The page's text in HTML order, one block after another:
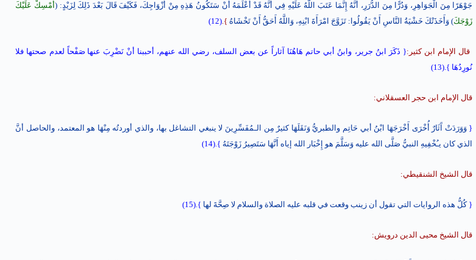
جَوْهَرًا مِنَ الْجَوَاهِرِ، وَدُرًّا مِنَ الدُّرَرِ، أَنَّهُ إِنَّمَا عَتَبَ اللَّهُ عَلَيْهِ فِي أَنَّهُ قَدْ أَعْلَمَهُ أَنْ سَتَكُونُ هَذِهِ مِنْ أَزْوَاجِكَ، فَكَيْفَ قَالَ بَعْدَ ذَلِكَ لِزَيْدٍ: (أَمْسِكْ عَلَيْكَ
زَوْجَكَ) وَأَخَذَتْكَ خَشْيَةُ النَّاسِ أَنْ يَقُولُوا: تَزَوَّجَ امْرَأَةَ ابْنِهِ، وَاللَّهُ أَحَقُّ أَنْ تَخْشَاهُ }.
(12)
قال الإمام ابن كثير:{ ذَكَرَ ابنُ جرير، وابنُ أبي حاتم هَاهُنَا آثاراً عن بعض السلف، رضي الله عنهم، أحببنا أنْ نَضْرِبَ عنها صَفْحاً لعدم صحتها فلا
نُورِدُهَا }.(13)
قال الإمام ابن حجر العسقلاني:
{وَوَرَدَتْ آَثَارٌ أُخْرَى أَخْرَجَهَا ابْنُ أبي حَاتِم والطبريُّ وَنَقَلَهَا كثيرٌ مِن الـمُفَسِّرِينَ لا ينبغي التشاغل بها، والذي أوردتُه مِنْهَا هو المعتمد، والحاصل أنَّ
الذي كان يـُخْفِيهِ النبيُّ صَلَّى الله عليه وَسَلَّمَ هو إِخْبَار الله إياه أَنَّهَا سَتَصِيرُ زَوْجَتَهُ }.(14)
قال الشيخ الشنقيطي:
{كُلُّ هذه الروايات التي تقول أن زينب وقعت في قلبه عليه الصلاة والسلام لا صِحَّةَ لها }.(15)
قال الشيخ محيى الدين درويش: